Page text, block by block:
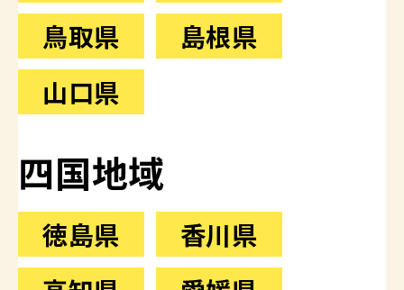
鳥取県
島根県
山口県
四国地域
徳島県
香川県